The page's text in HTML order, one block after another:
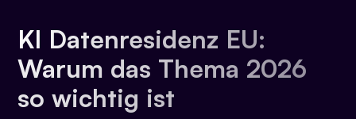
KI Datenresidenz EU:
Warum das Thema 2026
so wichtig ist